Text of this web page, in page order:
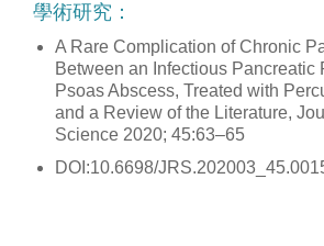
學術研究：
A Rare Complication of Chronic
Between an Infectious Pancreatic
Psoas Abscess, Treated with
and a Review of the Literature,
Science 2020; 45:63–65
DOI:10.6698/